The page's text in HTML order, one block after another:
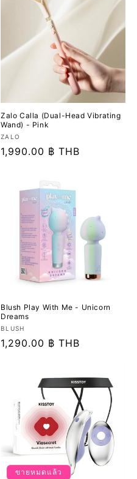
Zalo Calla (Dual-Head Vibrating
Wand) - Pink
เวน
เด
ZALO
ราคา
1,990.00 ฿ THB
Blush Play With Me - Unicorn
Dreams
เวน
เด
BLUSH
ราคา
1,290.00 ฿ THB
ขายหมดแล้ว